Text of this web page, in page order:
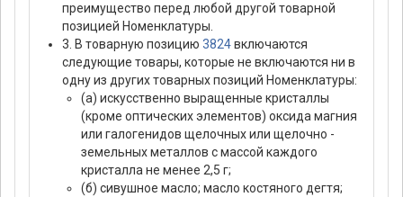
преимущество перед любой другой товарной
позицией Номенклатуры.
3. В товарную позицию 3824включаются
следующие товары, которые не включаются ни в
одну из других товарных позиций Номенклатуры:
(а) искусственно выращенные кристаллы
(кроме оптических элементов) оксида магния
или галогенидов щелочных или щелочно -
земельных металлов с массой каждого
кристалла не менее 2,5 г;
(б) сивушное масло; масло костяного дегтя;